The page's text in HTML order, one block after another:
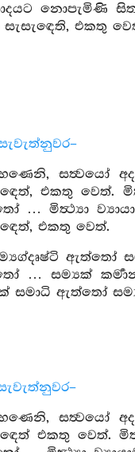
නොපැමිණි
එකතු
සත්‍වයෝ
එකතු වෙත්.
… මිත්‍ථ්‍යා
එකතු වෙත්.
ඇත්තෝ
… සම්‍යක්
සමාධි ඇත්තෝ
සත්‍වයෝ
එකතු වෙත්.